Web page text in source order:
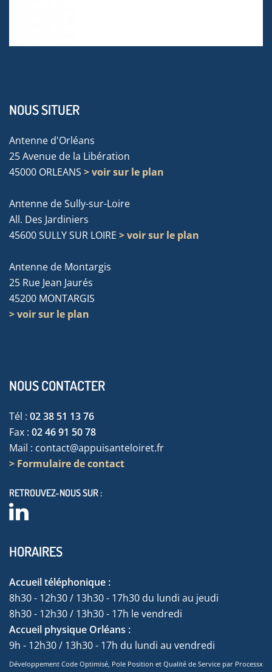
NOUS SITUER
Antenne d'Orléans
25 Avenue de la Libération
45000 ORLEANS > voir sur le plan
Antenne de Sully-sur-Loire
All. Des Jardiniers
45600 SULLY SUR LOIRE > voir sur le plan
Antenne de Montargis
25 Rue Jean Jaurés
45200 MONTARGIS
> voir sur le plan
NOUS CONTACTER
Tél : 02 38 51 13 76
Fax : 02 46 91 50 78
Mail : contact@appuisanteloiret.fr
> Formulaire de contact
RETROUVEZ-NOUS SUR :
HORAIRES
Accueil téléphonique :
8h30 - 12h30 / 13h30 - 17h30 du lundi au jeudi
8h30 - 12h30 / 13h30 - 17h le vendredi
Accueil physique Orléans :
9h - 12h30 / 13h30 - 17h du lundi au vendredi
Développement Code Optimisé, Pole Position et Qualité de Service par Processx